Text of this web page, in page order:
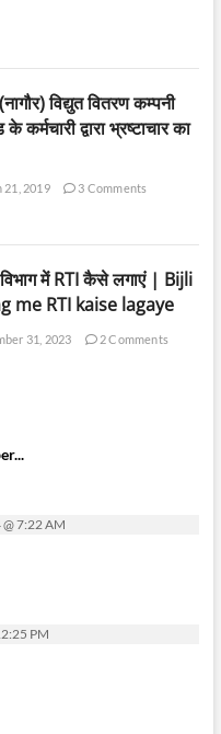
विद्युत वितरण कम्पनी
कर्मचारी द्वारा भ्रष्टाचार का
2019 3 Comments
में RTI कैसे लगाएं | Bijli
me RTI kaise lagaye
31, 2023 2 Comments
7:22 AM
PM